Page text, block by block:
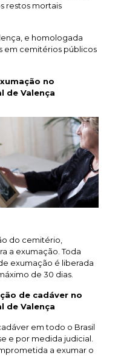
restos mortais
e homologada
em cemitérios públicos
no
de Valença
do cemitério,
a exumação. Toda
exumação é liberada
de 30 dias.
de cadáver no
de Valença
em todo o Brasil
e por medida judicial.
a exumar o